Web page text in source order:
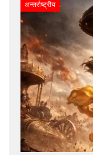
अन्तर्राष्ट्रीय